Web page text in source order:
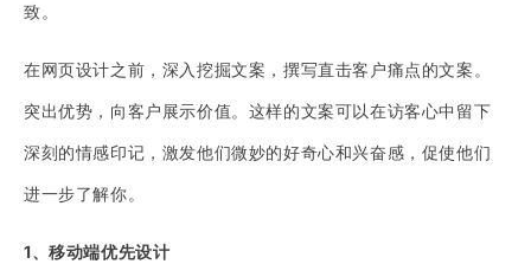
致。
在网页设计之前，深入挖掘文案，撰写直击客户痛点的文案。
突出优势，向客户展示价值。这样的文案可以在访客心中留下
深刻的情感印记，激发他们微妙的好奇心和兴奋感，促使他们
进一步了解你。
1、移动端优先设计